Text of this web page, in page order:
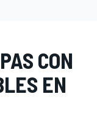
CON
EN